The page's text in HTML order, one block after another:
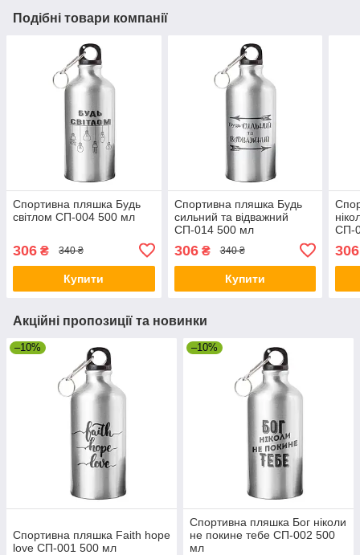
Подібні товари компанії
Спортивна пляшка Будь
світлом СП-004 500 мл
306 ₴ 340 ₴
Купити
Спортивна пляшка Будь
сильний та відважний
СП-014 500 мл
306₴ 340 ₴
Купити
СП-
306
Акційні пропозиції та новинки
–10%
Спортивна пляшка Faith hope
love СП-001 500 мл
–10%
Спортивна пляшка Бог ніколи
не покине тебе СП-002 500
мл